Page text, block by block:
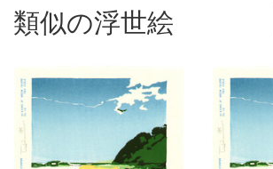
類似の浮世絵